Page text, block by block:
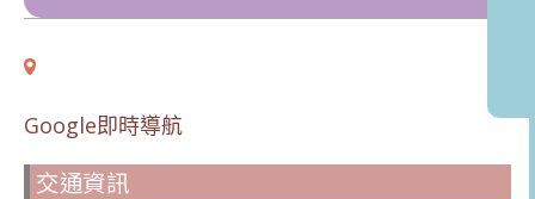
Google即時導航
交通資訊